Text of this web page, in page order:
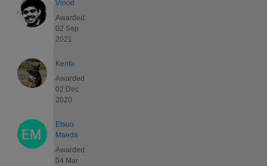
Vinod
Awarded
02 Sep
2021
Kenta
Awarded
02 Dec
2020
Etsuo
Maeda
Awarded
04 Mar